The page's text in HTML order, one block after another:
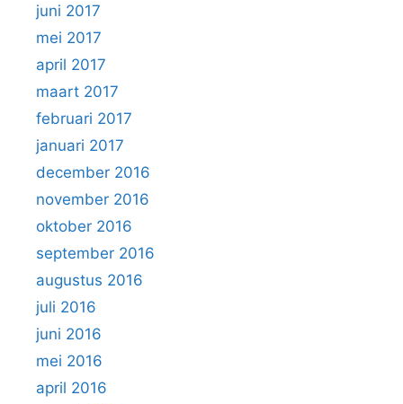
juni 2017
mei 2017
april 2017
maart 2017
februari 2017
januari 2017
december 2016
november 2016
oktober 2016
september 2016
augustus 2016
juli 2016
juni 2016
mei 2016
april 2016